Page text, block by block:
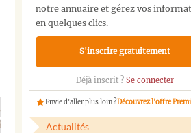
notre annuaire et gérez vos
en quelques clics.
S'inscrire gratuitement
Déjà inscrit ? Se connecter
Envie d'aller plus loin ?Découvrez l'offre
Actualités